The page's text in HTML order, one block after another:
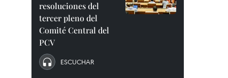
resoluciones del
tercer pleno del
Comité Central del
PCV
ESCUCHAR